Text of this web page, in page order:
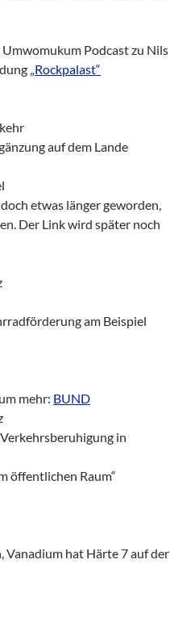
Podcast zu Nils
„Rockpalast“
auf dem Lande
etwas länger geworden,
Der Link wird später noch
am Beispiel
mehr: BUND
in
öffentlichen Raum“
hat Härte 7 auf der